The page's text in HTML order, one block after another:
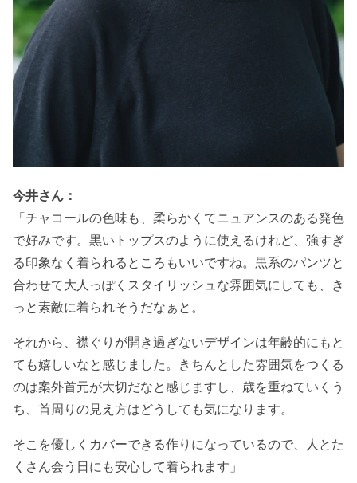
今井さん：
「チャコールの色味も、柔らかくてニュアンスのある発色
で好みです。黒いトップスのように使えるけれど、強すぎ
る印象なく着られるところもいいですね。黒系のパンツと
合わせて大人っぽくスタイリッシュな雰囲気にしても、き
っと素敵に着られそうだなぁと。
それから、襟ぐりが開き過ぎないデザインは年齢的にもと
ても嬉しいなと感じました。きちんとした雰囲気をつくる
のは案外首元が大切だなと感じますし、歳を重ねていくう
ち、首周りの見え方はどうしても気になります。
そこを優しくカバーできる作りになっているので、人とた
くさん会う日にも安心して着られます」